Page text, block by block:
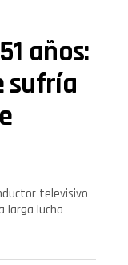
años:
sufría
televisivo
larga lucha